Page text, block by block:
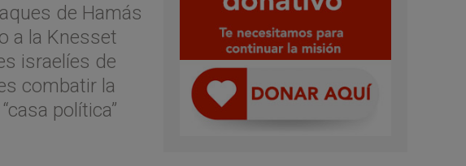
de Hamás
a la Knesset
israelíes de
combatir la
política”